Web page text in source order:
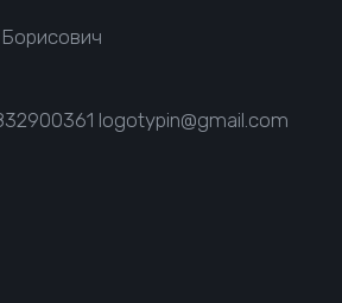
logotypin@gmail.com